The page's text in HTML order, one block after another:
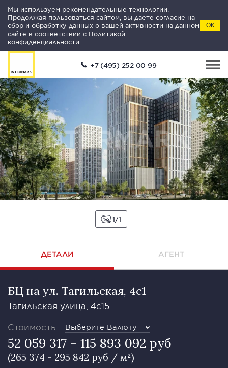
Мы используем рекомендательные технологии.
Продолжая пользоваться сайтом, вы даете согласие на
сбор и обработку данных о вашей активности на данном
сайте в соответствии с Политикой
конфиденциальности
ОК
+7 (495) 252 00 99
1 1
ДЕТАЛИ АГЕНТ
БЦ на ул. Тагильская, 4с1
Тагильская улица, 4с15
Стоимость Выберите Валюту
52 059 317 - 115 893 092 руб
(265 374 - 295 842 руб / м²)